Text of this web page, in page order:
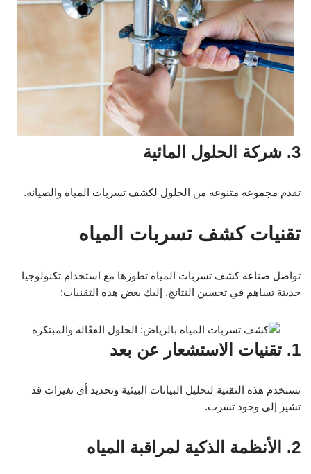
3. شركة الحلول المائية
تقدم مجموعة متنوعة من الحلول لكشف تسربات المياه والصيانة.
تقنيات كشف تسربات المياه
تواصل صناعة كشف تسربات المياه تطورها مع استخدام تكنولوجيا
حديثة تساهم في تحسين النتائج. إليك بعض هذه التقنيات:
1. تقنيات الاستشعار عن بعد
تستخدم هذه التقنية لتحليل البيانات البيئية وتحديد أي تغيرات قد
تشير إلى وجود تسرب.
2. الأنظمة الذكية لمراقبة المياه